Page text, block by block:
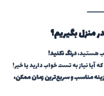
منزل بگیریم؟
هستید،درنگ نکنید!
نیاز به تست خواب دارید یا خیر!
مناسب و سریع‌ترین زمان ممکن،